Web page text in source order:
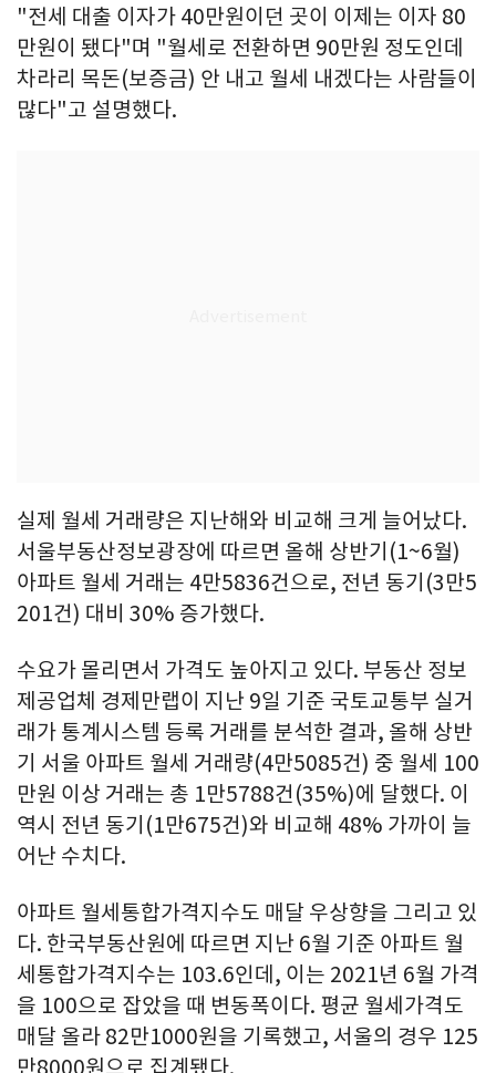
"전세 대출 이자가 40만원이던 곳이 이제는 이자 80
만원이 됐다"며 "월세로 전환하면 90만원 정도인데
차라리 목돈(보증금) 안 내고 월세 내겠다는 사람들이
많다"고 설명했다.
실제 월세 거래량은 지난해와 비교해 크게 늘어났다.
서울부동산정보광장에 따르면 올해 상반기(1~6월)
아파트 월세 거래는 4만5836건으로, 전년 동기(3만5
201건) 대비 30% 증가했다.
수요가 몰리면서 가격도 높아지고 있다. 부동산 정보
제공업체 경제만랩이 지난 9일 기준 국토교통부 실거
래가 통계시스템 등록 거래를 분석한 결과, 올해 상반
기 서울 아파트 월세 거래량(4만5085건) 중 월세 100
만원 이상 거래는 총 1만5788건(35%)에 달했다. 이
역시 전년 동기(1만675건)와 비교해 48% 가까이 늘
어난 수치다.
아파트 월세통합가격지수도 매달 우상향을 그리고 있
다. 한국부동산원에 따르면 지난 6월 기준 아파트 월
세통합가격지수는 103.6인데, 이는 2021년 6월 가격
을 100으로 잡았을 때 변동폭이다. 평균 월세가격도
매달 올라 82만1000원을 기록했고, 서울의 경우 125
만8000원으로 집계됐다.